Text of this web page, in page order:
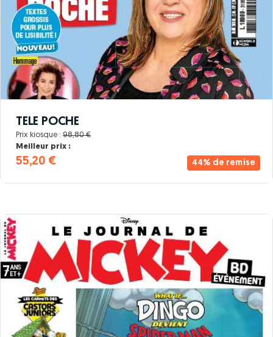
44% de remise
TELE POCHE
Prix kiosque : 98,80 €
Meilleur prix :
55,20 €